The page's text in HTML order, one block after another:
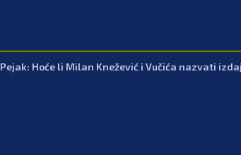
Pejak: Hoće li Milan Knežević i Vučića nazvati